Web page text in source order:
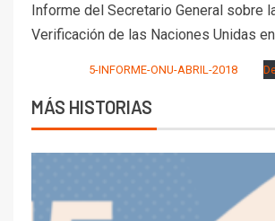
Informe del Secretario General sobre
Verificación de las Naciones Unidas
5-INFORME-ONU-ABRIL-2018
MÁS HISTORIAS